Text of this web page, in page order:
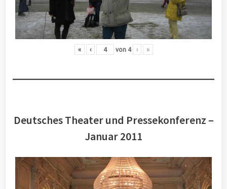
« ‹ von 4 › »
Deutsches Theater und Pressekonferenz –
Januar 2011